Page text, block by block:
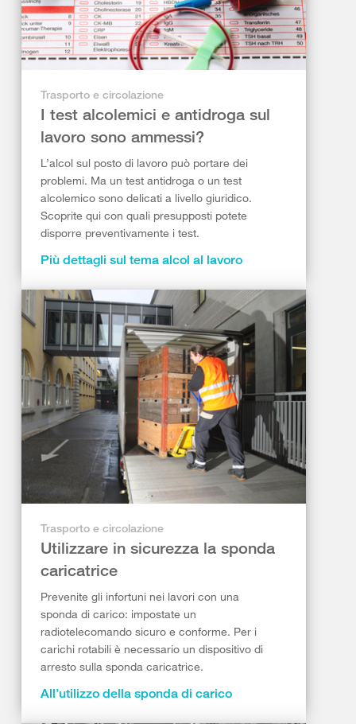
Trasporto e circolazione
I test alcolemici e antidroga sul
lavoro sono ammessi?
L’alcol sul posto di lavoro può portare dei
problemi. Ma un test antidroga o un test
alcolemico sono delicati a livello giuridico.
Scoprite qui con quali presupposti potete
disporre preventivamente i test.
Più dettagli sul tema alcol al lavoro
Trasporto e circolazione
Utilizzare in sicurezza la sponda
caricatrice
Prevenite gli infortuni nei lavori con una
sponda di carico: impostate un
radiotelecomando sicuro e conforme. Per i
carichi rotabili è necessario un dispositivo di
arresto sulla sponda caricatrice.
All’utilizzo della sponda di carico